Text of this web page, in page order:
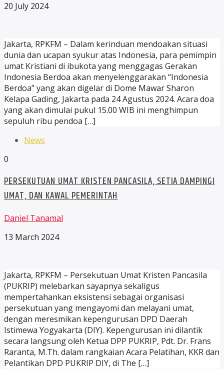
20 July 2024
Jakarta, RPKFM – Dalam kerinduan mendoakan situasi
dunia dan ucapan syukur atas Indonesia, para pemimpin
umat Kristiani di ibukota yang menggagas Gerakan
Indonesia Berdoa akan menyelenggarakan “Indonesia
Berdoa” yang akan digelar di Dome Mawar Sharon
Kelapa Gading, Jakarta pada 24 Agustus 2024. Acara doa
yang akan dimulai pukul 15.00 WIB ini menghimpun
sepuluh ribu pendoa […]
News
0
PERSEKUTUAN UMAT KRISTEN PANCASILA, SETIA DAMPINGI
UMAT, DAN KAWAL PEMERINTAH
Daniel Tanamal
13 March 2024
Jakarta, RPKFM – Persekutuan Umat Kristen Pancasila
(PUKRIP) melebarkan sayapnya sekaligus
mempertahankan eksistensi sebagai organisasi
persekutuan yang mengayomi dan melayani umat,
dengan meresmikan kepengurusan DPD Daerah
Istimewa Yogyakarta (DIY). Kepengurusan ini dilantik
secara langsung oleh Ketua DPP PUKRIP, Pdt. Dr. Frans
Raranta, M.Th. dalam rangkaian Acara Pelatihan, KKR dan
Pelantikan DPD PUKRIP DIY, di The […]